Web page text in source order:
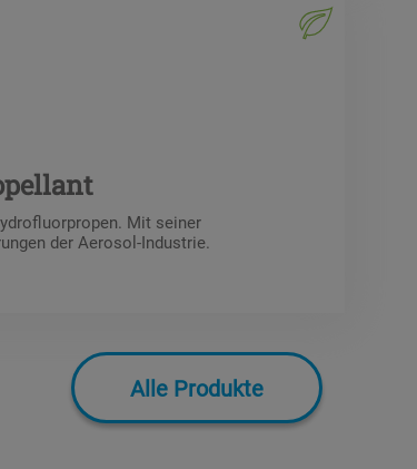
Mit seiner
der Aerosol-Industrie.
Alle Produkte